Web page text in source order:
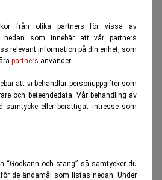
från olika partners för vissa av
som innebär att vår partners
relevant information på din enhet, som
partners använder.
att vi behandlar personuppgifter som
och beteendedata. Vår behandling av
samtycke eller berättigat intresse som
“Godkänn och stäng” så samtycker du
de ändamål som listas nedan. Under